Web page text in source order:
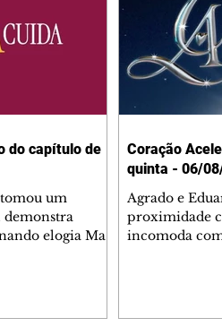
do capítulo de
um
elogia Mau
Coração
quinta - 06/
Agrado e
proximidade
incomoda